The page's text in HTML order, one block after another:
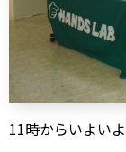
11時からいよいよ